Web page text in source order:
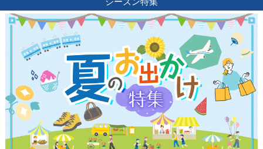
観光ガイド
ランキング
ブログ記事